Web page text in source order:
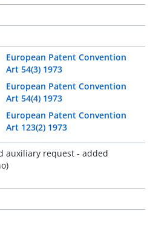
European Patent Convention
Art 54(3) 1973
European Patent Convention
Art 54(4) 1973
European Patent Convention
Art 123(2) 1973
auxiliary request - added